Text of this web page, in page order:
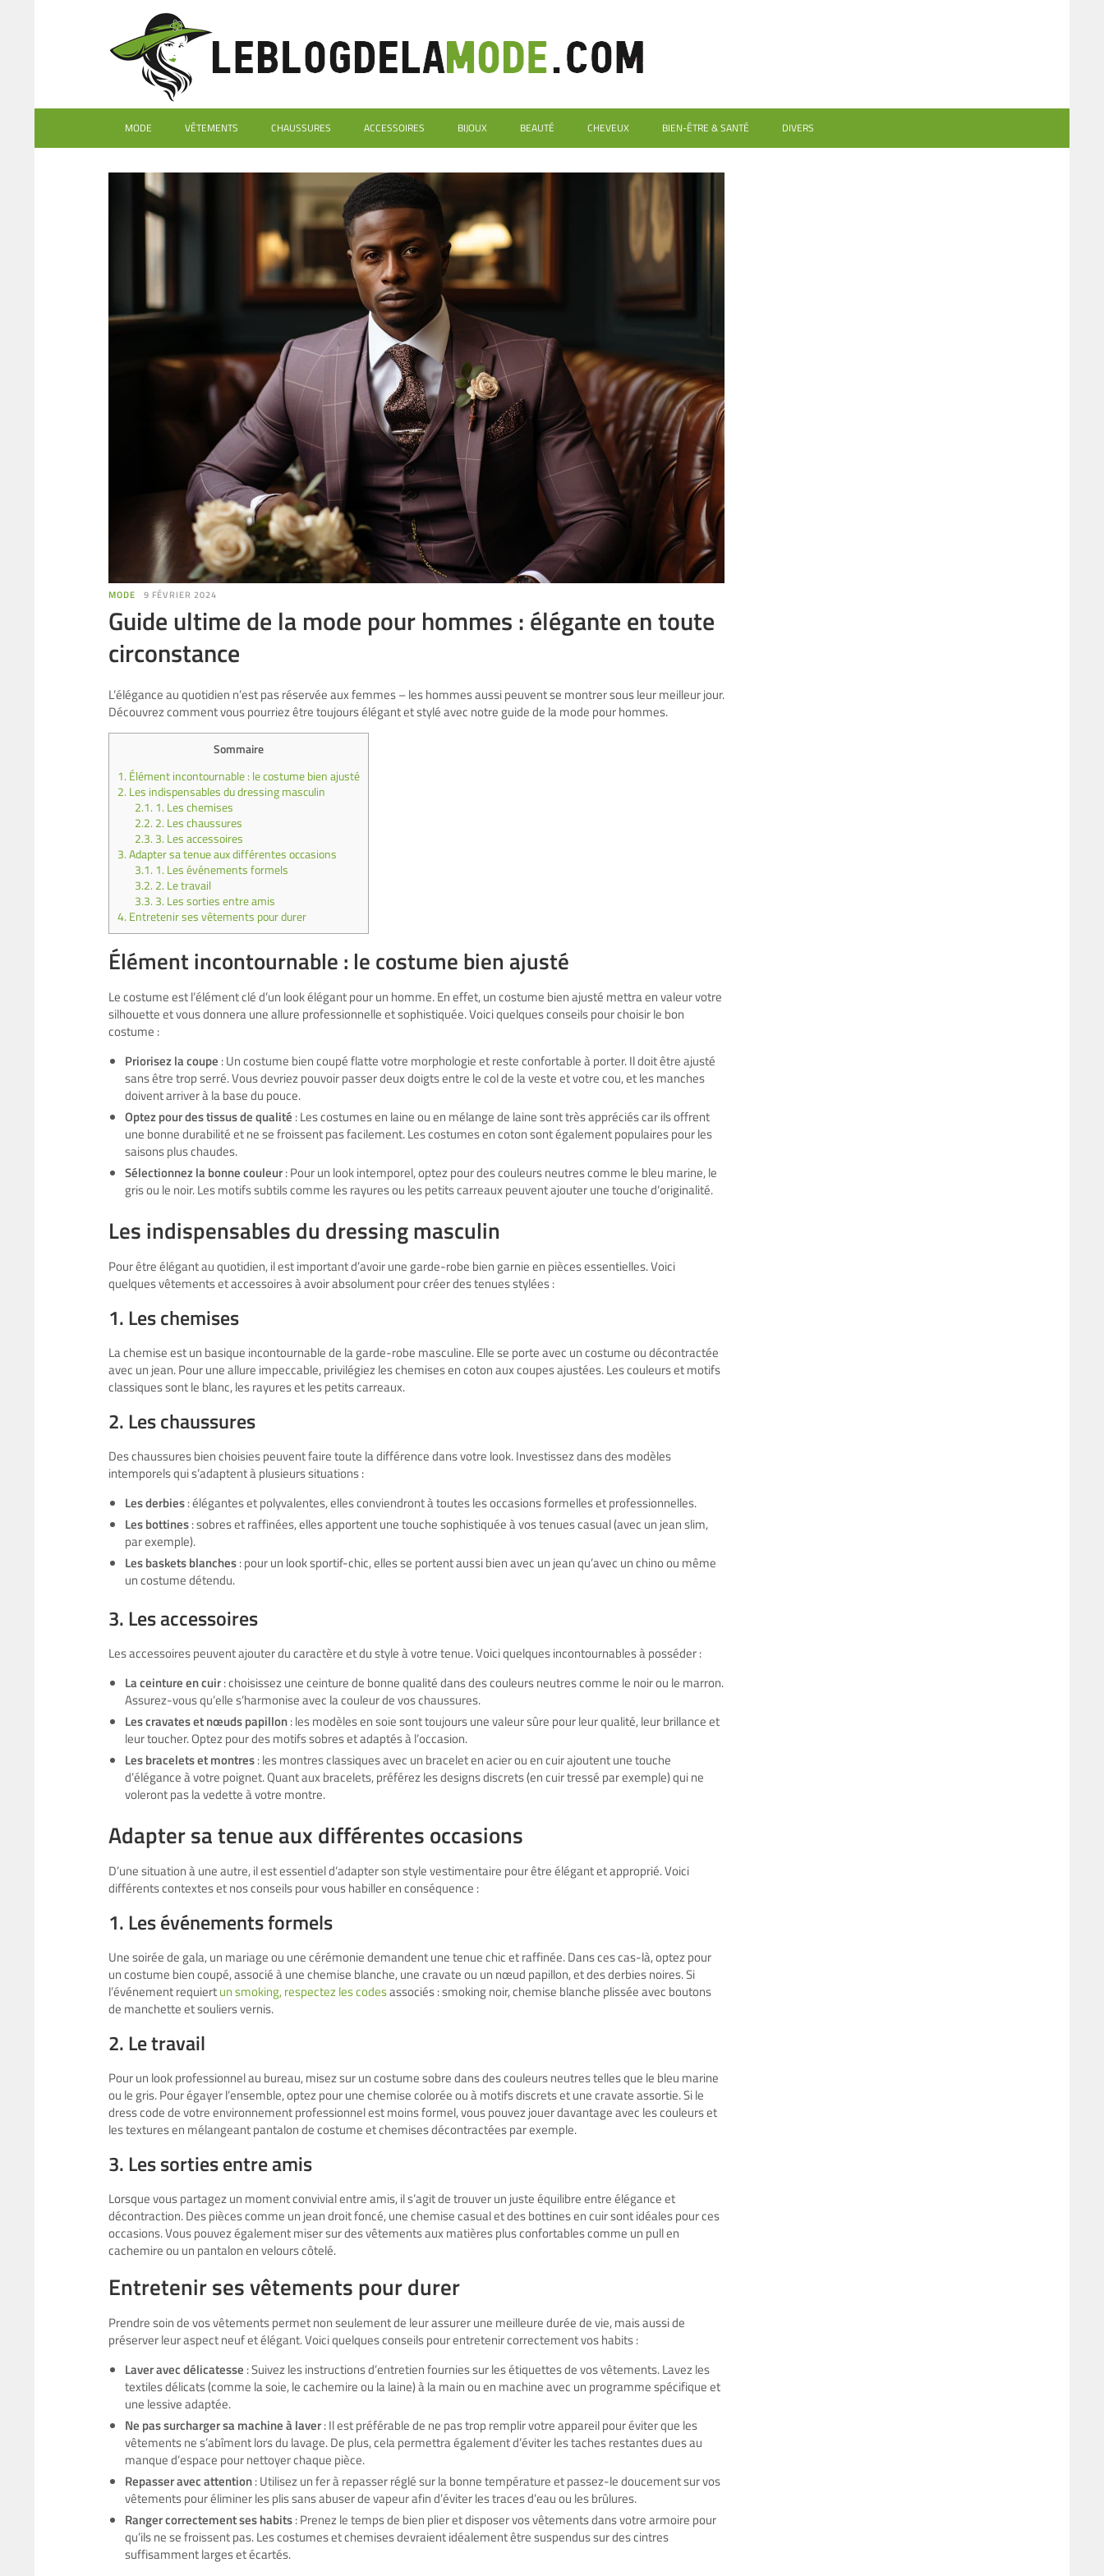
MODE VÊTEMENTS CHAUSSURES ACCESSOIRES BIJOUX BEAUTÉ CHEVEUX BIEN-ÊTRE & SANTÉ DIVERS
MODE 9 FÉVRIER 2024
Guide ultime de la mode pour hommes : élégante en toute
circonstance
L’élégance au quotidien n’est pas réservée aux femmes – les hommes aussi peuvent se montrer sous leur meilleur jour.
Découvrez comment vous pourriez être toujours élégant et stylé avec notre guide de la mode pour hommes.
Sommaire
1. Élément incontournable : le costume bien ajusté
2. Les indispensables du dressing masculin
2.1. 1. Les chemises
2.2. 2. Les chaussures
2.3. 3. Les accessoires
3.Adapter sa tenue aux différentes occasions
3.1. 1. Les événements formels
3.2. 2. Le travail
3.3. 3. Les sorties entre amis
4. Entretenir ses vêtements pour durer
Élément incontournable : le costume bien ajusté
Le costume est l’élément clé d’un look élégant pour un homme. En effet, un costume bien ajusté mettra en valeur votre
silhouette et vous donnera une allure professionnelle et sophistiquée. Voici quelques conseils pour choisir le bon
costume :
Priorisez la coupe : Un costume bien coupé flatte votre morphologie et reste confortable à porter. Il doit être ajusté
sans être trop serré. Vous devriez pouvoir passer deux doigts entre le col de la veste et votre cou, et les manches
doivent arriver à la base du pouce.
Optez pour des tissus de qualité : Les costumes en laine ou en mélange de laine sont très appréciés car ils offrent
une bonne durabilité et ne se froissent pas facilement. Les costumes en coton sont également populaires pour les
saisons plus chaudes.
Sélectionnez la bonne couleur: Pour un look intemporel, optez pour des couleurs neutres comme le bleu marine, le
gris ou le noir. Les motifs subtils comme les rayures ou les petits carreaux peuvent ajouter une touche d’originalité.
Les indispensables du dressing masculin
Pour être élégant au quotidien, il est important d’avoir une garde-robe bien garnie en pièces essentielles. Voici
quelques vêtements et accessoires à avoir absolument pour créer des tenues stylées :
1. Les chemises
La chemise est un basique incontournable de la garde-robe masculine. Elle se porte avec un costume ou décontractée
avec un jean. Pour une allure impeccable, privilégiez les chemises en coton aux coupes ajustées. Les couleurs et motifs
classiques sont le blanc, les rayures et les petits carreaux.
2. Les chaussures
Des chaussures bien choisies peuvent faire toute la différence dans votre look. Investissez dans des modèles
intemporels qui s’adaptent à plusieurs situations :
Les derbies: élégantes et polyvalentes, elles conviendront à toutes les occasions formelles et professionnelles.
Les bottines: sobres et raffinées, elles apportent une touche sophistiquée à vos tenues casual (avec un jean slim,
par exemple).
Les baskets blanches: pour un look sportif-chic, elles se portent aussi bien avec un jean qu’avec un chino ou même
un costume détendu.
3. Les accessoires
Les accessoires peuvent ajouter du caractère et du style à votre tenue. Voici quelques incontournables à posséder :
La ceinture en cuir: choisissez une ceinture de bonne qualité dans des couleurs neutres comme le noir ou le marron.
Assurez-vous qu’elle s’harmonise avec la couleur de vos chaussures.
Les cravates et nœuds papillon: les modèles en soie sont toujours une valeur sûre pour leur qualité, leur brillance et
leur toucher. Optez pour des motifs sobres et adaptés à l’occasion.
Les bracelets et montres: les montres classiques avec un bracelet en acier ou en cuir ajoutent une touche
d’élégance à votre poignet. Quant aux bracelets, préférez les designs discrets (en cuir tressé par exemple) qui ne
voleront pas la vedette à votre montre.
Adapter sa tenue aux différentes occasions
D’une situation à une autre, il est essentiel d’adapter son style vestimentaire pour être élégant et approprié. Voici
différents contextes et nos conseils pour vous habiller en conséquence :
1. Les événements formels
Une soirée de gala, un mariage ou une cérémonie demandent une tenue chic et raffinée. Dans ces cas-là, optez pour
un costume bien coupé, associé à une chemise blanche, une cravate ou un nœud papillon, et des derbies noires. Si
l’événement requiertun smoking, respectez les codesassociés : smoking noir, chemise blanche plissée avec boutons
de manchette et souliers vernis.
2. Le travail
Pour un look professionnel au bureau, misez sur un costume sobre dans des couleurs neutres telles que le bleu marine
ou le gris. Pour égayer l’ensemble, optez pour une chemise colorée ou à motifs discrets et une cravate assortie. Si le
dress code de votre environnement professionnel est moins formel, vous pouvez jouer davantage avec les couleurs et
les textures en mélangeant pantalon de costume et chemises décontractées par exemple.
3. Les sorties entre amis
Lorsque vous partagez un moment convivial entre amis, il s’agit de trouver un juste équilibre entre élégance et
décontraction. Des pièces comme un jean droit foncé, une chemise casual et des bottines en cuir sont idéales pour ces
occasions. Vous pouvez également miser sur des vêtements aux matières plus confortables comme un pull en
cachemire ou un pantalon en velours côtelé.
Entretenir ses vêtements pour durer
Prendre soin de vos vêtements permet non seulement de leur assurer une meilleure durée de vie, mais aussi de
préserver leur aspect neuf et élégant. Voici quelques conseils pour entretenir correctement vos habits :
Laver avec délicatesse : Suivez les instructions d’entretien fournies sur les étiquettes de vos vêtements. Lavez les
textiles délicats (comme la soie, le cachemire ou la laine) à la main ou en machine avec un programme spécifique et
une lessive adaptée.
Ne pas surcharger sa machine à laver: Il est préférable de ne pas trop remplir votre appareil pour éviter que les
vêtements ne s’abîment lors du lavage. De plus, cela permettra également d’éviter les taches restantes dues au
manque d’espace pour nettoyer chaque pièce.
Repasser avec attention: Utilisez un fer à repasser réglé sur la bonne température et passez-le doucement sur vos
vêtements pour éliminer les plis sans abuser de vapeur afin d’éviter les traces d’eau ou les brûlures.
Ranger correctement ses habits: Prenez le temps de bien plier et disposer vos vêtements dans votre armoire pour
qu’ils ne se froissent pas. Les costumes et chemises devraient idéalement être suspendus sur des cintres
suffisamment larges et écartés.